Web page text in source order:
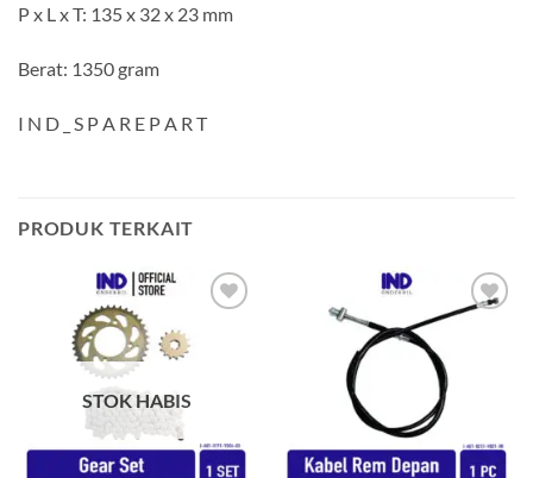
P x L x T: 135 x 32 x 23 mm
Berat: 1350 gram
I N D _ S P A R E P A R T
PRODUK TERKAIT
Tambahkan
ke Wishlist
STOK HABIS
Tambahkan